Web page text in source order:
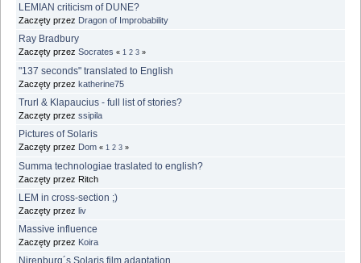
LEMIAN criticism of DUNE?
Zaczęty przez Dragon of Improbability
Ray Bradbury
Zaczęty przez Socrates « 1 2 3 »
"137 seconds" translated to English
Zaczęty przez katherine75
Trurl & Klapaucius - full list of stories?
Zaczęty przez ssipila
Pictures of Solaris
Zaczęty przez Dom « 1 2 3 »
Summa technologiae traslated to english?
Zaczęty przez Ritch
LEM in cross-section ;)
Zaczęty przez liv
Massive influence
Zaczęty przez Koira
Nirenburg´s Solaris film adaptation